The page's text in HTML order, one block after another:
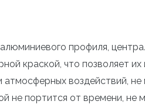
профиля,
краской, что позволяет
воздействий,
не портится от времени, не